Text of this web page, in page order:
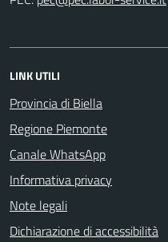
LINK UTILI
Provincia di Biella
Regione Piemonte
Canale WhatsApp
Informativa privacy
Note legali
Dichiarazione di accessibilità